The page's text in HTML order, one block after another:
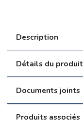
Description
Détails du produit
Documents joints
Produits associés